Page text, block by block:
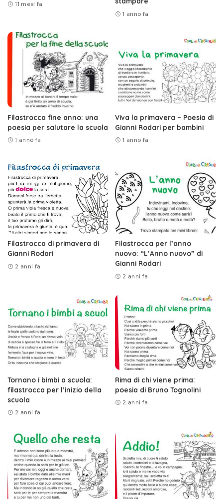
11 mesi fa
1 anno fa
Filastrocca fine anno: una
poesia per salutare la scuola
1 anno fa
Viva la primavera – Poesia di
Gianni Rodari per bambini
1 anno fa
Filastrocca di primavera di
Gianni Rodari
2 anni fa
Filastrocca per l’anno
nuovo: “L’Anno nuovo” di
Gianni Rodari
2 anni fa
Tornano i bimbi a scuola:
filastrocca per l’inizio della
scuola
2 anni fa
Rima di chi viene prima:
poesia di Bruno Tognolini
2 anni fa